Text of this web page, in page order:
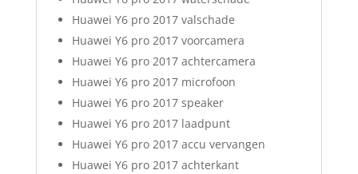
Huawei Y6 pro 2017 valschade
Huawei Y6 pro 2017 voorcamera
Huawei Y6 pro 2017 achtercamera
Huawei Y6 pro 2017 microfoon
Huawei Y6 pro 2017 speaker
Huawei Y6 pro 2017 laadpunt
Huawei Y6 pro 2017 accu vervangen
Huawei Y6 pro 2017 achterkant